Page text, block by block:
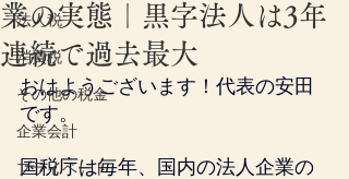
法人税
消費税
その他の税金
企業会計
プライベート
業の実態｜黒字法人は3年
連続で過去最大
おはようございます！代表の安田
です。
国税庁は毎年、国内の法人企業の